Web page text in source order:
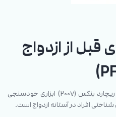
از ازدواج
پرسشنامه ترس ‌های پیش از ازدواج ریچارد بنکس (2007) ابزاری خودسنجی
‌شناختی افراد در آستانه ازدواج است.